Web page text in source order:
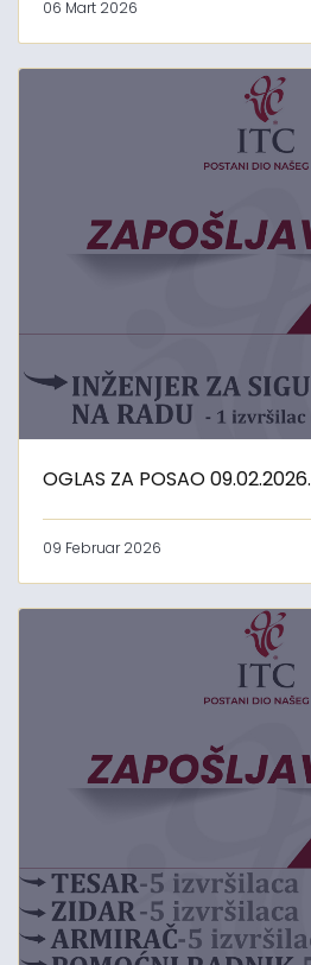
06 Mart 2026
OGLAS ZA POSAO 09.02.2026.
09 Februar 2026